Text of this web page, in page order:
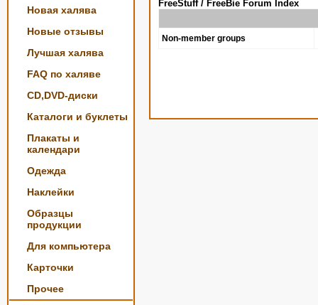
Новая халява
Новые отзывы
Лучшая халява
FAQ по халяве
CD,DVD-диски
Каталоги и буклеты
Плакаты и
календари
Одежда
Наклейки
Образцы
продукции
Для компьютера
Карточки
Прочее
FreeStuff / FreeBie Forum Index
Non-member groups